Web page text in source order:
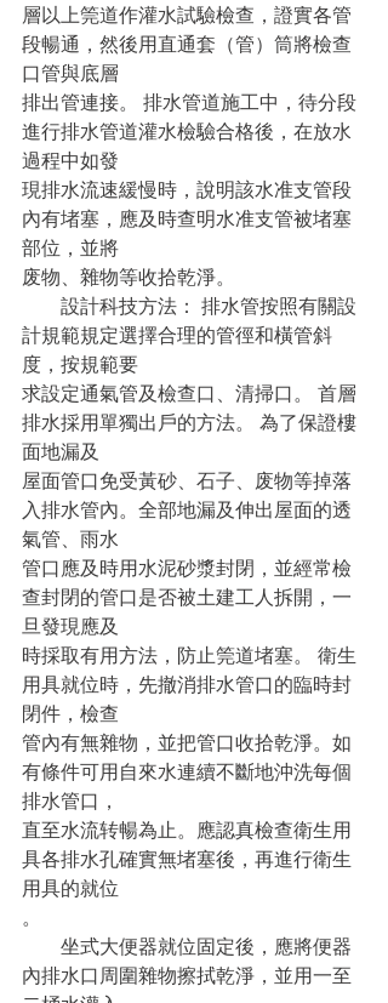
層以上筦道作灌水試驗檢查，證實各管
段暢通，然後用直通套（管）筒將檢查
口管與底層
排出管連接。 排水管道施工中，待分段
進行排水管道灌水檢驗合格後，在放水
過程中如發
現排水流速緩慢時，說明該水准支管段
內有堵塞，應及時查明水准支管被堵塞
部位，並將
废物、雜物等收拾乾淨。
設計科技方法： 排水管按照有關設
計規範規定選擇合理的管徑和橫管斜
度，按規範要
求設定通氣管及檢查口、清掃口。 首層
排水採用單獨出戶的方法。 為了保證樓
面地漏及
屋面管口免受黃砂、石子、废物等掉落
入排水管內。全部地漏及伸出屋面的透
氣管、雨水
管口應及時用水泥砂漿封閉，並經常檢
查封閉的管口是否被土建工人拆開，一
旦發現應及
時採取有用方法，防止筦道堵塞。 衛生
用具就位時，先撤消排水管口的臨時封
閉件，檢查
管內有無雜物，並把管口收拾乾淨。如
有條件可用自來水連續不斷地沖洗每個
排水管口，
直至水流转暢為止。應認真檢查衛生用
具各排水孔確實無堵塞後，再進行衛生
用具的就位
。
坐式大便器就位固定後，應將便器
內排水口周圍雜物擦拭乾淨，並用一至